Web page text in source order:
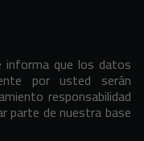
informa que los datos
por usted serán
responsabilidad
parte de nuestra base